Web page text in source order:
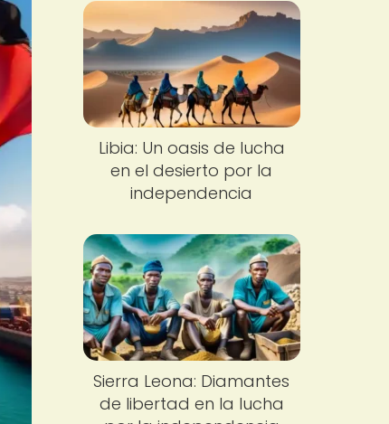
Libia: Un oasis de lucha
en el desierto por la
independencia
Sierra Leona: Diamantes
de libertad en la lucha